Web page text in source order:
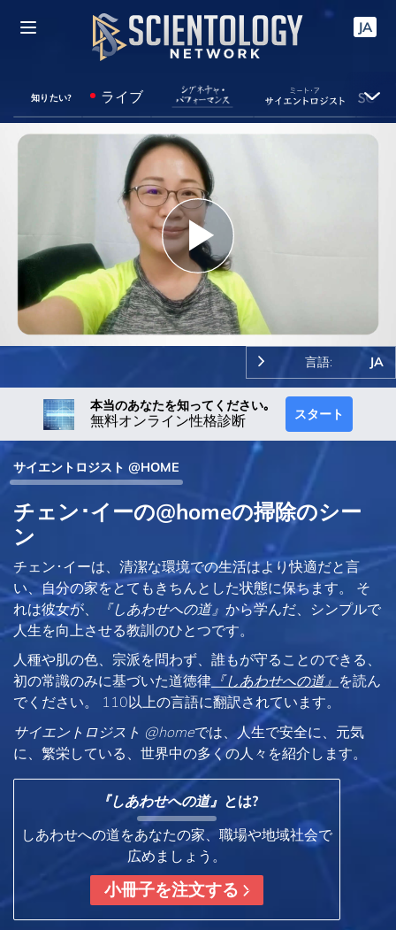
JA
知りたい? ライブ
Play
Video
言語: JA
本当のあなたを知ってください｡
無料オンライン性格診断 スタート
サイエントロジスト @HOME
チェン･イーの@homeの掃除のシー
ン
チェン･イーは、清潔な環境での生活はより快適だと言
い、自分の家をとてもきちんとした状態に保ちます。 そ
れは彼女が、
『しあわせへの道』 から学んだ、シンプルで
人生を向上させる教訓のひとつです。
人種や肌の色、宗派を問わず、誰もが守ることのできる、
初の常識のみに基づいた道徳律 『しあわせへの道』 を読ん
でください。 110以上の言語に翻訳されています。
サイエントロジスト @homeでは、人生で安全に、元気
に、繁栄している、世界中の多くの人々を紹介します。
『しあわせへの道』 とは?
しあわせへの道をあなたの家、職場や地域社会で
広めましょう。
小冊子を注文する